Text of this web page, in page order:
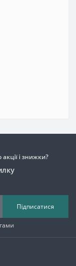
і знижки?
Підписатися